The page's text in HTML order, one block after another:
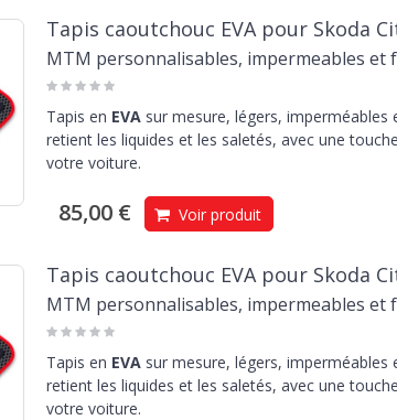
Tapis caoutchouc EVA pour Skoda
MTM personnalisables, impermeables et
Tapis en EVAsur mesure, légers, imperméables
retient les liquides et les saletés, avec une
votre voiture.
85,00 € Voir produit
Tapis caoutchouc EVA pour Skoda
MTM personnalisables, impermeables et
Tapis en EVAsur mesure, légers, imperméables
retient les liquides et les saletés, avec une
votre voiture.